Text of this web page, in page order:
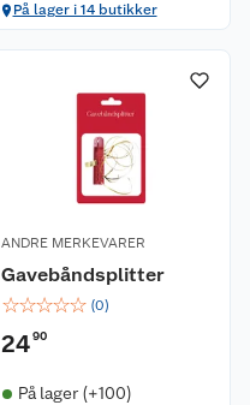
På lager i 14 butikker
ANDRE MERKEVARER
Gavebåndsplitter
☆☆☆☆☆ (0)
2490
På lager (+100)